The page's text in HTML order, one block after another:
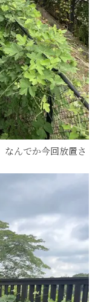
なんでか今回放置さ